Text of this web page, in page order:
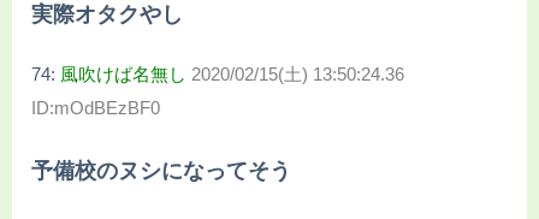
実際オタクやし
74: 風吹けば名無し 2020/02/15(土) 13:50:24.36
ID:mOdBEzBF0
予備校のヌシになってそう